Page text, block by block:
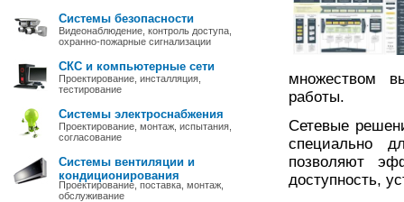
Системы безопасности
Видеонаблюдение, контроль доступа,
охранно-пожарные сигнализации
СКС и компьютерные сети
Проектирование, инсталляция,
тестирование
Системы электроснабжения
Проектирование, монтаж, испытания,
согласование
Системы вентиляции и
кондиционирования
Проектирование, поставка, монтаж,
обслуживание
множеством
работы.
Сетевые
специально
позволяют
доступность,